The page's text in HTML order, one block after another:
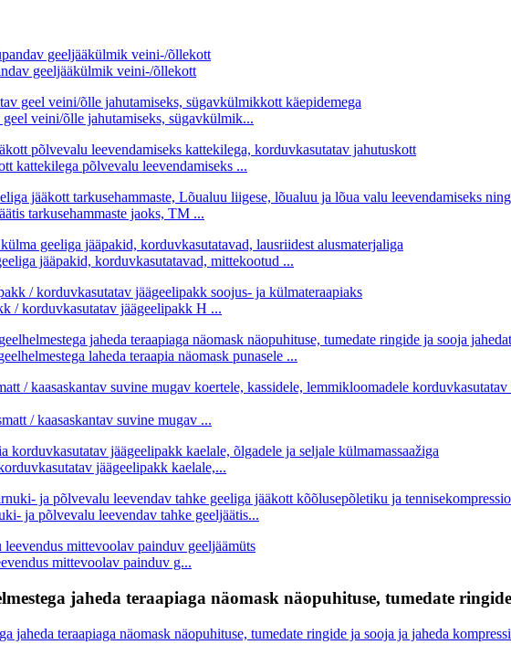
geeljääkülmik veini-/õllekott
veini/õlle jahutamiseks, sügavkülmik...
kattekilega põlvevalu leevendamiseks ...
tarkusehammaste jaoks, TM ...
jääpakid, korduvkasutatavad, mittekootud ...
/ korduvkasutatav jäägeelipakk H ...
laheda teraapia näomask punasele ...
/ kaasaskantav suvine mugav ...
jäägeelipakk kaelale,...
ja põlvevalu leevendav tahke geeljäätis...
mittevoolav painduv g...
jaheda teraapiaga näomask näopuhituse, tumedate